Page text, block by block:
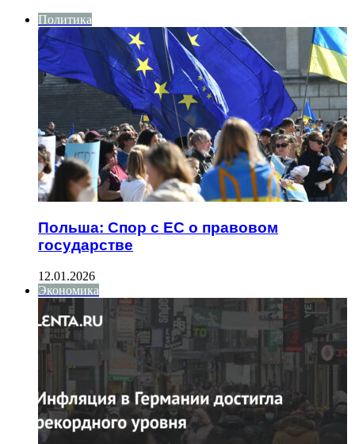
Политика
Польша: Спор с ЕС о правовом
государстве
12.01.2026
Экономика